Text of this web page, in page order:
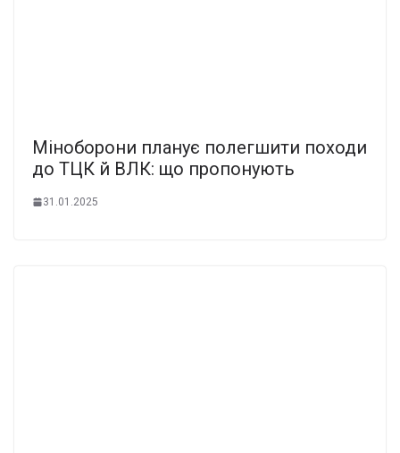
Міноборони планує полегшити походи
до ТЦК й ВЛК: що пропонують
31.01.2025